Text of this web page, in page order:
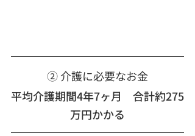
② 介護に必要なお金
平均介護期間4年7ヶ月　合計約275
万円かかる